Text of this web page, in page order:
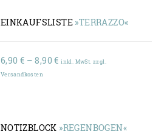
EINKAUFSLISTE »TERRAZZO«
6,90 € –8,90€Preisspanne:
inkl. MwSt. zzgl.
Versandkosten
NOTIZBLOCK »REGENBOGEN«